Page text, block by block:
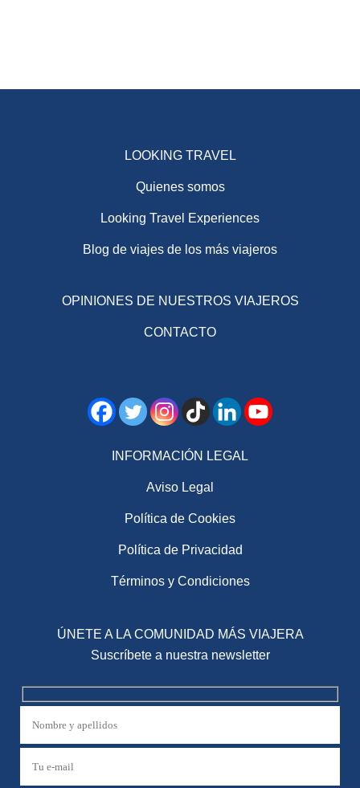
LOOKING TRAVEL
Quienes somos
Looking Travel Experiences
Blog de viajes de los más viajeros
OPINIONES DE NUESTROS VIAJEROS
CONTACTO
INFORMACIÓN LEGAL
Aviso Legal
Política de Cookies
Política de Privacidad
Términos y Condiciones
ÚNETE A LA COMUNIDAD MÁS VIAJERA
Suscríbete a nuestra newsletter